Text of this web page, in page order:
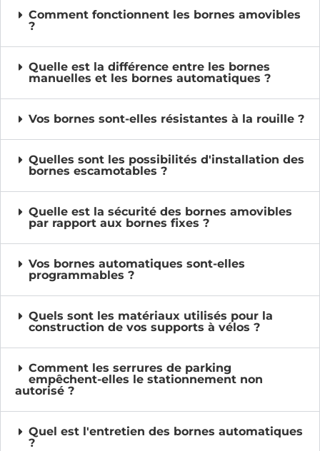
Comment fonctionnent les bornes amovibles
?
Quelle est la différence entre les bornes
manuelles et les bornes automatiques ?
Vos bornes sont-elles résistantes à la rouille ?
Quelles sont les possibilités d'installation des
bornes escamotables ?
Quelle est la sécurité des bornes amovibles
par rapport aux bornes fixes ?
Vos bornes automatiques sont-elles
programmables ?
Quels sont les matériaux utilisés pour la
construction de vos supports à vélos ?
Comment les serrures de parking
empêchent-elles le stationnement non
autorisé ?
Quel est l'entretien des bornes automatiques
?